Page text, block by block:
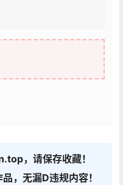
，请保存收藏！
，无漏D违规内容！